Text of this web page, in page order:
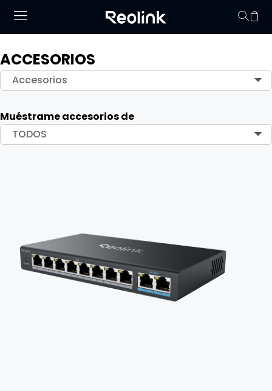
ACCESORIOS
Accesorios
Muéstrame accesorios de
TODOS